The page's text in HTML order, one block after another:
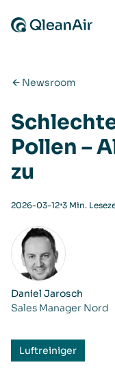
Newsroom
Pollen –
zu
2026-03-12⋅3 Min.
Daniel Jarosch
Sales Manager Nord
Luftreiniger